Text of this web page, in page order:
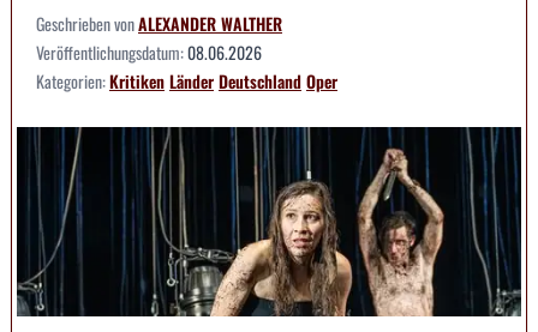
Geschrieben vonALEXANDER WALTHER
Veröffentlichungsdatum:08.06.2026
Kategorien:KritikenLänderDeutschlandOper